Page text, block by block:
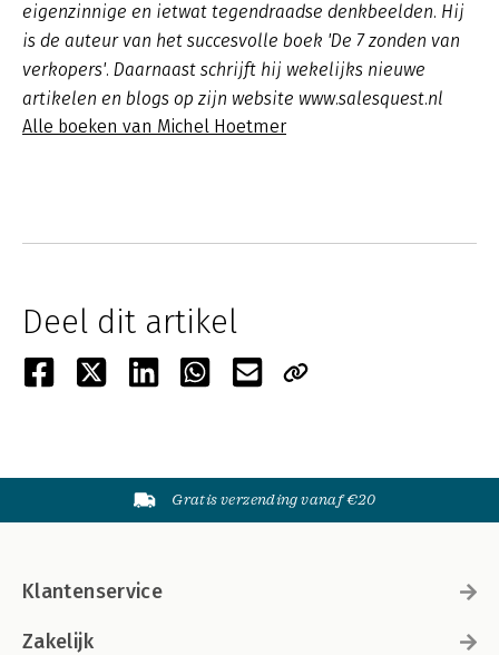
eigenzinnige en ietwat tegendraadse denkbeelden. Hij
is de auteur van het succesvolle boek 'De 7 zonden van
verkopers'. Daarnaast schrijft hij wekelijks nieuwe
artikelen en blogs op zijn website www.salesquest.nl
Alle boeken van Michel Hoetmer
Deel dit artikel
Gratis verzending vanaf €20
Klantenservice
Zakelijk